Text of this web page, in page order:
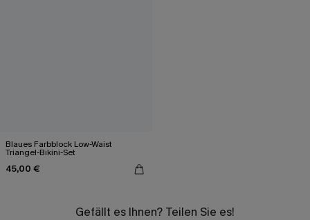
Blaues Farbblock Low-Waist
Triangel-Bikini-Set
45,00 €
Gefällt es Ihnen? Teilen Sie es!